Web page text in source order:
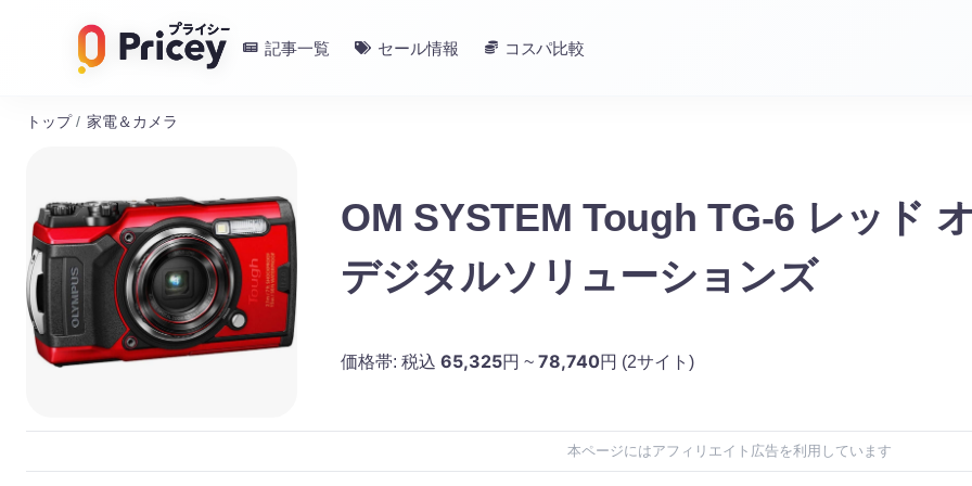
記事一覧 セール情報 コスパ比較
トップ / 家電＆カメラ
OM SYSTEM Tough TG-6 レッド
デジタルソリューションズ
価格帯: 税込 65,325円 ~ 78,740円 (2サイト)
本ページにはアフィリエイト広告を利用しています